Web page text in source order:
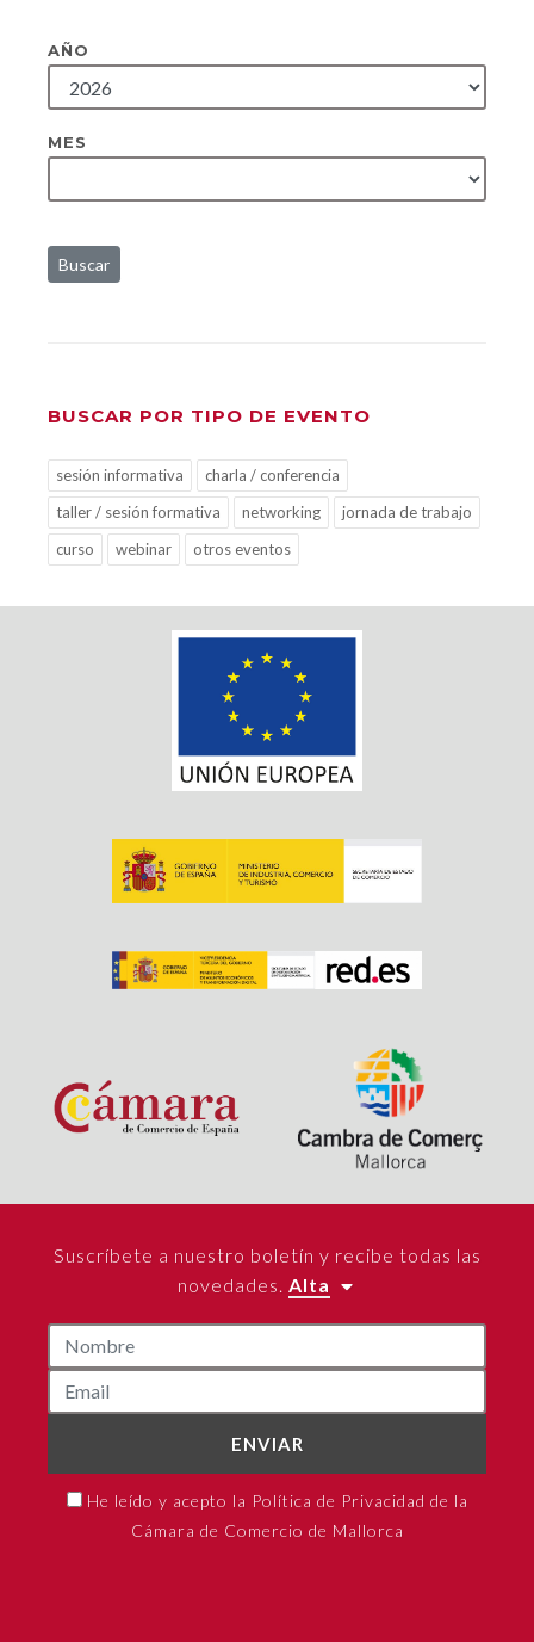
AÑO
MES
Buscar
BUSCAR POR TIPO DE EVENTO
sesión informativa
charla / conferencia
taller / sesión formativa
networking
jornada de trabajo
curso
webinar otros eventos
Suscríbete a nuestro boletín y recibe todas las
novedades. Alta
ENVIAR
He leído y acepto la Política de Privacidad de la
Cámara de Comercio de Mallorca